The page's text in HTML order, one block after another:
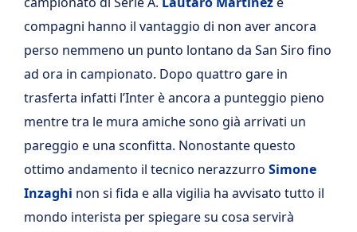
compagni hanno il vantaggio di non aver ancora
perso nemmeno un punto lontano da San Siro fino
ad ora in campionato. Dopo quattro gare in
trasferta infatti l’Inter è ancora a punteggio pieno
mentre tra le mura amiche sono già arrivati un
pareggio e una sconfitta. Nonostante questo
ottimo andamento il tecnico nerazzurro Simone
Inzaghi non si fida e alla vigilia ha avvisato tutto il
mondo interista per spiegare su cosa servirà